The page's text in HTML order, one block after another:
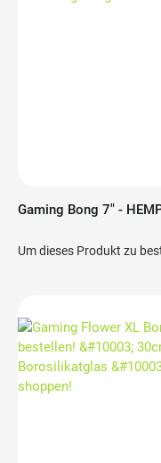
Gaming Bong 7" -
Um dieses Produkt zu